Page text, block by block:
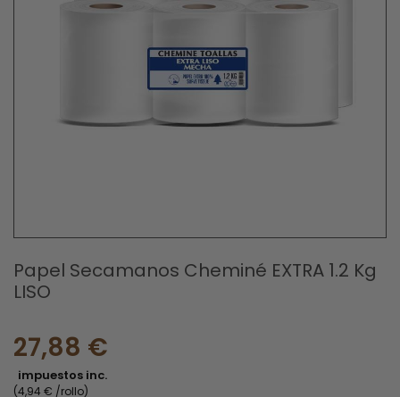
Papel Secamanos Cheminé EXTRA 1.2 Kg
LISO
27,88 €
impuestos inc.
(4,94 € /rollo)